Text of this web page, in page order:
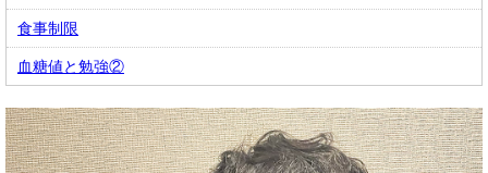
食事制限
血糖値と勉強②